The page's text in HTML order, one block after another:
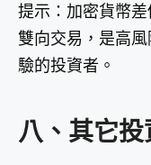
提示：加密貨幣
雙向交易，是高
驗的投資者。
八、其它